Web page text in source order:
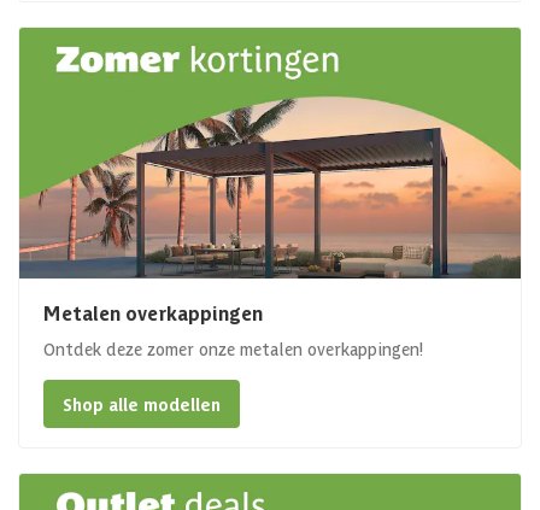
Metalen overkappingen
Ontdek deze zomer onze metalen overkappingen!
Shop alle modellen